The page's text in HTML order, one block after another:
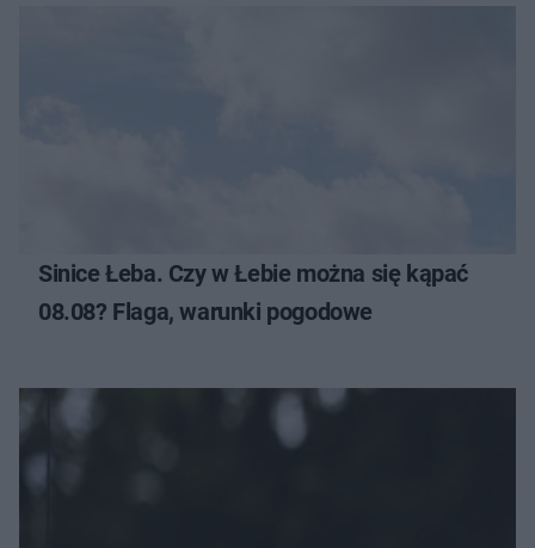
Sinice Łeba. Czy w Łebie można się kąpać
08.08? Flaga, warunki pogodowe